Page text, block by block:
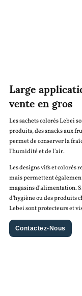
Large
vente en gros
Les sachets colorés Lebei
produits, des snacks aux
permet de conserver la
l'humidité et de l'air.
Les designs vifs et colorés
mais permettent
magasins d'alimentation.
d'hygiène ou des produits
Lebei sont protecteurs et
Contactez-Nous